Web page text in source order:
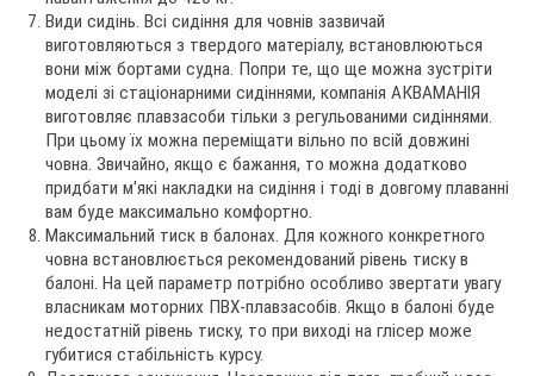
Види сидінь. Всі сидіння для човнів зазвичай
виготовляються з твердого матеріалу, встановлюються
вони між бортами судна. Попри те, що ще можна зустріти
моделі зі стаціонарними сидіннями, компанія АКВАМАНІЯ
виготовляє плавзасоби тільки з регульованими сидіннями.
При цьому їх можна переміщати вільно по всій довжині
човна. Звичайно, якщо є бажання, то можна додатково
придбати м'які накладки на сидіння і тоді в довгому плаванні
вам буде максимально комфортно.
Максимальний тиск в балонах. Для кожного конкретного
човна встановлюється рекомендований рівень тиску в
балоні. На цей параметр потрібно особливо звертати увагу
власникам моторних ПВХ-плавзасобів. Якщо в балоні буде
недостатній рівень тиску, то при виході на глісер може
губитися стабільність курсу.